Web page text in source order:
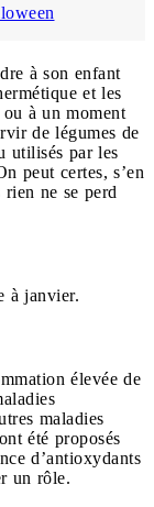
à son enfant
et les
à un moment
de légumes de
utilisés par les
peut certes, s’en
ne se perd
à janvier.
élevée de
maladies
été proposés
d’antioxydants
un rôle.